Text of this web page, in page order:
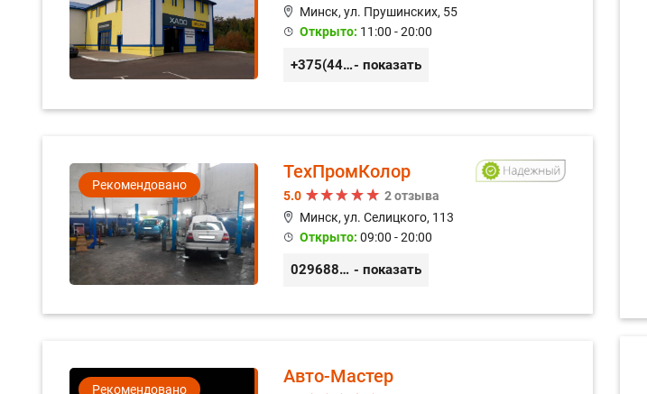
Минск, ул. Прушинских, 55
Открыто: 11:00 - 20:00
+375(44) 559-27-77- показать
Рекомендовано
ТехПромКолор
5.0
2 отзыва
Минск, ул. Селицкого, 113
Открыто: 09:00 - 20:00
0296889898 - показать
Рекомендовано
Авто-Мастер